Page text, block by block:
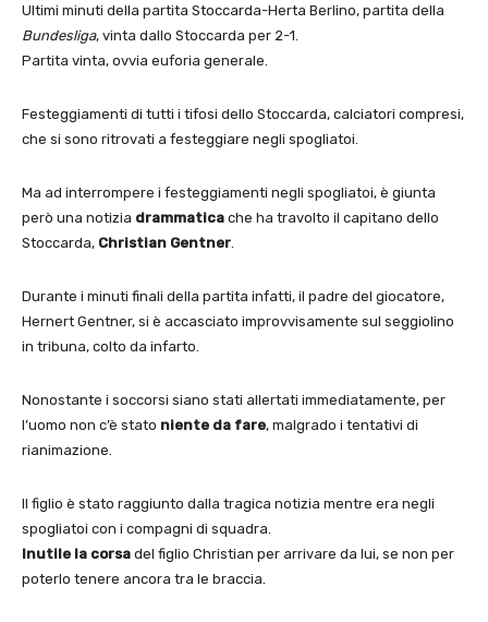
Ultimi minuti della partita Stoccarda-Herta Berlino, partita della
Bundesliga, vinta dallo Stoccarda per 2-1.
Partita vinta, ovvia euforia generale.
Festeggiamenti di tutti i tifosi dello Stoccarda, calciatori compresi,
che si sono ritrovati a festeggiare negli spogliatoi.
Ma ad interrompere i festeggiamenti negli spogliatoi, è giunta
però una notizia drammatica che ha travolto il capitano dello
Stoccarda, Christian Gentner
Durante i minuti finali della partita infatti, il padre del giocatore,
Hernert Gentner, si è accasciato improvvisamente sul seggiolino
in tribuna, colto da infarto.
Nonostante i soccorsi siano stati allertati immediatamente, per
l’uomo non c’è stato niente da fare, malgrado i tentativi di
rianimazione.
Il figlio è stato raggiunto dalla tragica notizia mentre era negli
spogliatoi con i compagni di squadra.
Inutile la corsa del figlio Christian per arrivare da lui, se non per
poterlo tenere ancora tra le braccia.